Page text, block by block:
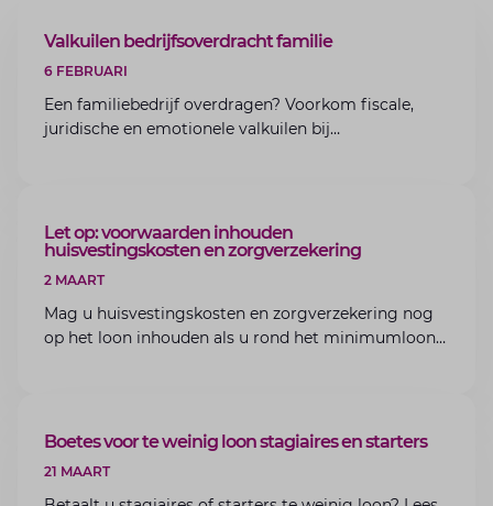
ARTIKEL
Valkuilen bedrijfsoverdracht familie
6 FEBRUARI
Een familiebedrijf overdragen? Voorkom fiscale,
juridische en emotionele valkuilen bij
ARTIKEL
Let op: voorwaarden inhouden
huisvestingskosten en zorgverzekering
2 MAART
Mag u huisvestingskosten en zorgverzekering nog
op het loon inhouden als u rond het minimumloon
ARTIKEL
Boetes voor te weinig loon stagiaires en starters
21 MAART